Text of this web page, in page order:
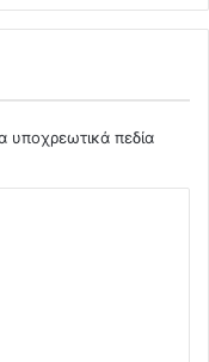
υποχρεωτικά πεδία